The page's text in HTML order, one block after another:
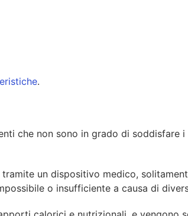
.
che non sono in grado di soddisfare
un dispositivo medico,
o insufficiente a causa di